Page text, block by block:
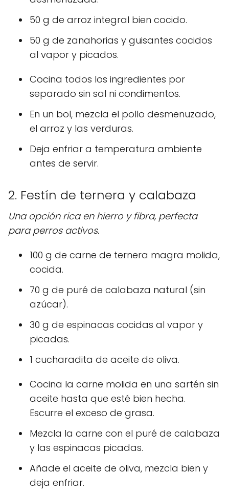
50 g de arroz integral bien cocido.
50 g de zanahorias y guisantes cocidos
al vapor y picados.
Cocina todos los ingredientes por
separado sin sal ni condimentos.
En un bol, mezcla el pollo desmenuzado,
el arroz y las verduras.
Deja enfriar a temperatura ambiente
antes de servir.
2. Festín de ternera y calabaza
Una opción rica en hierro y fibra, perfecta
para perros activos.
100 g de carne de ternera magra molida,
cocida.
70 g de puré de calabaza natural (sin
azúcar).
30 g de espinacas cocidas al vapor y
picadas.
1 cucharadita de aceite de oliva.
Cocina la carne molida en una sartén sin
aceite hasta que esté bien hecha.
Escurre el exceso de grasa.
Mezcla la carne con el puré de calabaza
y las espinacas picadas.
Añade el aceite de oliva, mezcla bien y
deja enfriar.